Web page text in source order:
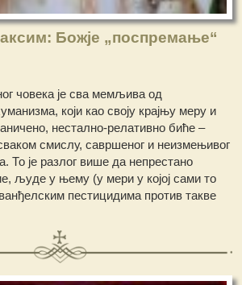
Божје „поспремање“
човека је сва мемљива од
који као своју крајњу меру и
нестално-релативно биће –
смислу, савршеног и неизмењивог
То је разлог више да непрестано
људе у њему (у мери у којој сами то
пестицидима против такве